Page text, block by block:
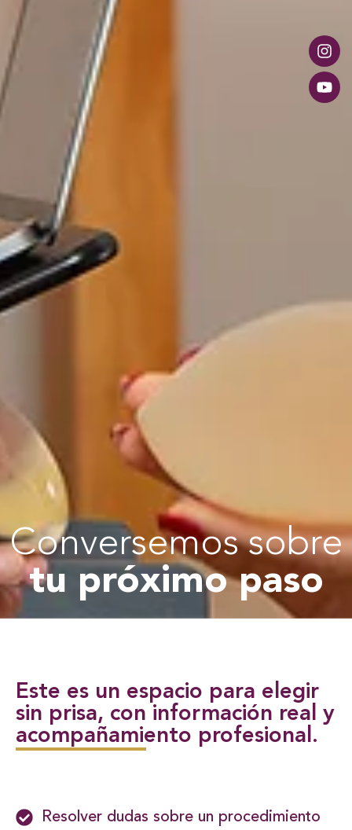
Conversemos sobre
tu próximo paso
Este es un espacio para elegir
sin prisa, con información real y
acompañamiento profesional.
Resolver dudas sobre un procedimiento